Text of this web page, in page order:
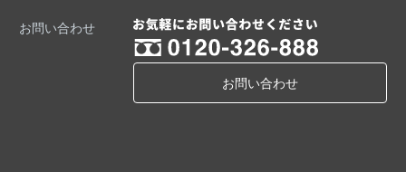
お問い合わせ
お問い合わせ